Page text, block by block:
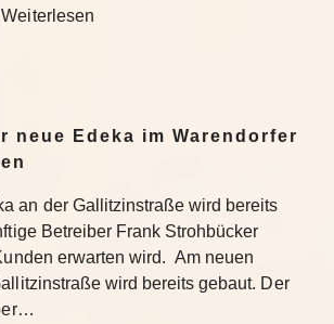
neue Edeka im Warendorfer
an der Gallitzinstraße wird bereits
Betreiber Frank Strohbücker
erwarten wird. Am neuen
wird bereits gebaut. Der